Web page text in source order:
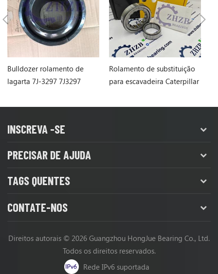
Bulldozer rolamento de
lagarta 7J-3297 7J3297
Rolamento de substituição
para escavadeira Caterpillar
cilíndricos - ZHZB
INSCREVA -SE
PRECISAR DE AJUDA
TAGS QUENTES
CONTATE-NOS
Direitos autorais © 2026 Guangzhou HongJue Bearing Co., Ltd.
Todos os direitos reservados.
Rede IPv6 suportada